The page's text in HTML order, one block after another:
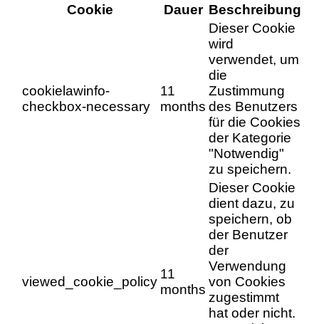
Cookie
Dauer Beschreibung
cookielawinfo-
checkbox-necessary
11
months
Dieser Cookie
wird
verwendet, um
die
Zustimmung
des Benutzers
für die Cookies
der Kategorie
"Notwendig"
zu speichern.
viewed_cookie_policy
11
months
Dieser Cookie
dient dazu, zu
speichern, ob
der Benutzer
der
Verwendung
von Cookies
zugestimmt
hat oder nicht.